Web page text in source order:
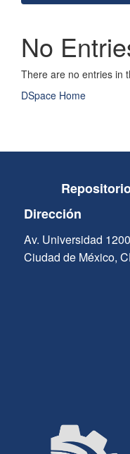
No
There are no entries in
DSpace Home
Dirección
Av. Universidad
Ciudad de México,